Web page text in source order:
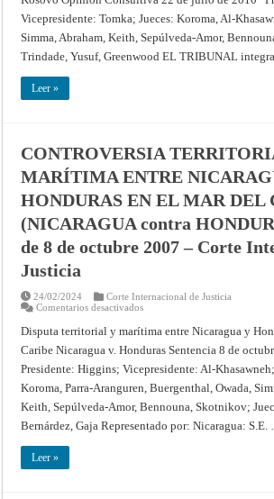
LA
DECLARACIÓN
UNILATERAL
DE
INDEPENDENCIA
de
de
2010
–
Corte
Internacional
de
Justicia
Vicepresidente: Tomka; Jueces: Koroma, Al-
Simma, Abraham, Keith, Sepúlveda-Amor,
Trindade, Yusuf, Greenwood EL TRIBUNAL
Leer »
CONTROVERSIA
MARÍTIMA ENTRE
HONDURAS EN EL MAR DEL
(NICARAGUA contra
de 8 de octubre 2007 – Corte
Justicia
24/02/2024
Corte Internacional de Justicia
Comentarios desactivadosen
TERRITORIAL
Y
MARÍTIMA
NICARAGUA
Y
HONDURAS
EN
EL
MAR
Disputa territorial y marítima entre Nicaragua y
Caribe Nicaragua v. Honduras Sentencia 8 de
Presidente: Higgins; Vicepresidente: Al-
Koroma, Parra-Aranguren, Buergenthal, Owada,
Keith, Sepúlveda-Amor, Bennouna, Skotnikov;
Bernárdez, Gaja Representado por: Nicaragua: S.E.
Leer »